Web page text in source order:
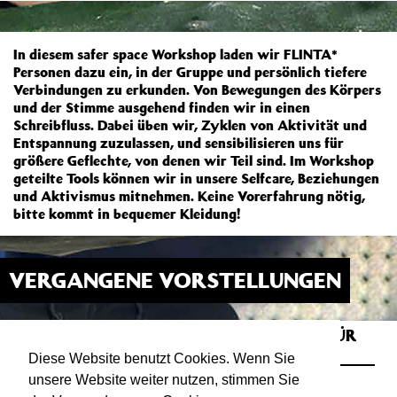
Diese Website benutzt Cookies. Wenn Sie
unsere Website weiter nutzen, stimmen Sie
In diesem safer space Workshop laden wir FLINTA*
Personen dazu ein, in der Gruppe und persönlich tiefere
Verbindungen zu erkunden. Von Bewegungen des Körpers
und der Stimme ausgehend finden wir in einen
Schreibfluss. Dabei üben wir, Zyklen von Aktivität und
Entspannung zuzulassen, und sensibilisieren uns für
größere Geflechte, von denen wir Teil sind. Im Workshop
geteilte Tools können wir in unsere Selfcare, Beziehungen
und Aktivismus mitnehmen. Keine Vorerfahrung nötig,
bitte kommt in bequemer Kleidung!
VERGANGENE VORSTELLUNGEN
KREATIVE ZYKLEN - SAFER SPACE FÜR
FLINTA*
SAAL
von Yara Richter | Workshop